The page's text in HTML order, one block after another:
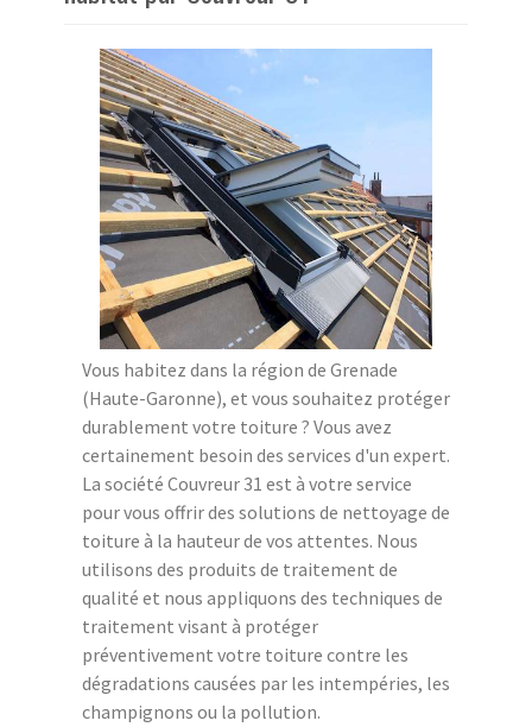
Vous habitez dans la région de Grenade
(Haute-Garonne), et vous souhaitez protéger
durablement votre toiture ? Vous avez
certainement besoin des services d'un expert.
La société Couvreur 31 est à votre service
pour vous offrir des solutions de nettoyage de
toiture à la hauteur de vos attentes. Nous
utilisons des produits de traitement de
qualité et nous appliquons des techniques de
traitement visant à protéger
préventivement votre toiture contre les
dégradations causées par les intempéries, les
champignons ou la pollution.